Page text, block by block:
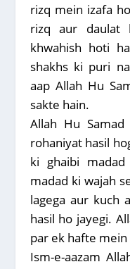
rizq mein izafa
rizq aur daulat
khwahish hoti
shakhs ki puri
aap Allah Hu
sakte hain.
Allah Hu
rohaniyat hasil
ki ghaibi
madad ki wajah
lagega aur kuch
hasil ho jayegi.
par ek hafte
Ism-e-aazam